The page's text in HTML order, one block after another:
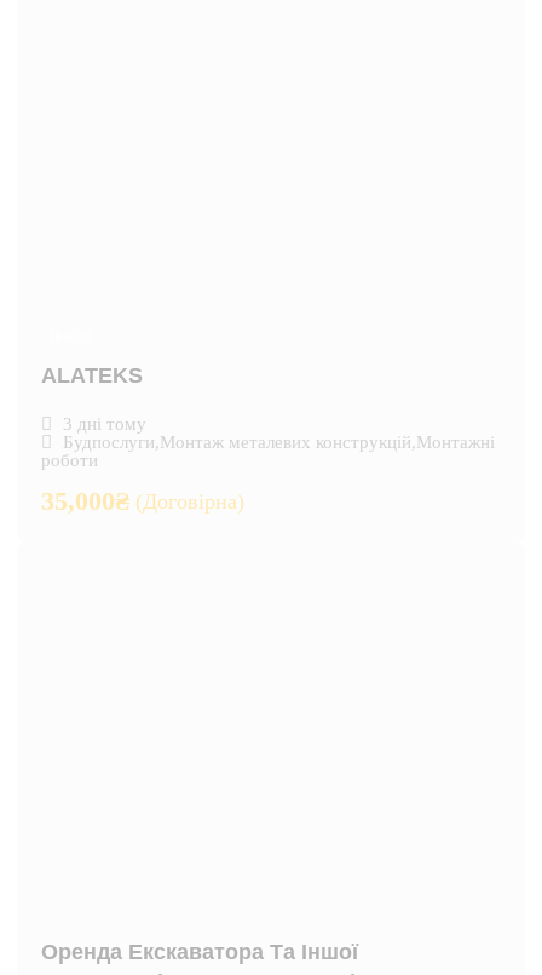
ALATEKS
3 дні тому
Будпослуги,Монтаж металевих конструкцій,Монтажні
роботи
35,000₴ (Договірна)
Оренда Екскаватора Та Іншої